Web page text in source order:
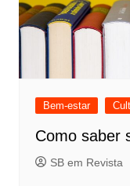
Bem-estar
Como saber
SB em Revista